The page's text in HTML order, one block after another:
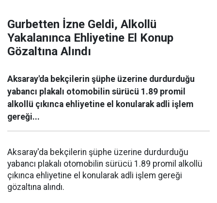
Gurbetten İzne Geldi, Alkollü
Yakalanınca Ehliyetine El Konup
Gözaltına Alındı
Aksaray'da bekçilerin şüphe üzerine durdurduğu
yabancı plakalı otomobilin sürücü 1.89 promil
alkollü çıkınca ehliyetine el konularak adli işlem
gereği...
Aksaray'da bekçilerin şüphe üzerine durdurduğu
yabancı plakalı otomobilin sürücü 1.89 promil alkollü
çıkınca ehliyetine el konularak adli işlem gereği
gözaltına alındı.